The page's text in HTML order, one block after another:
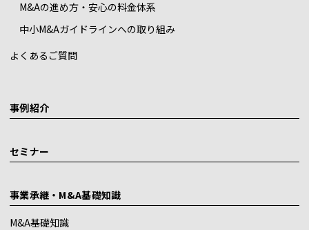
M&Aの進め方・安心の料金体系
中小M&Aガイドラインへの取り組み
よくあるご質問
事例紹介
セミナー
事業承継・M&A基礎知識
M&A基礎知識